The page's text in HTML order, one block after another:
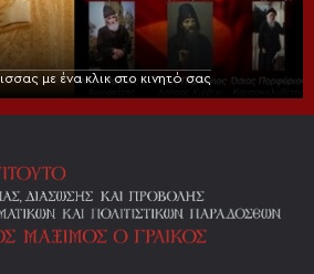
με ένα κλικ στο κινητό σας